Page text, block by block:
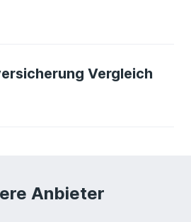
Vergleich
Anbieter